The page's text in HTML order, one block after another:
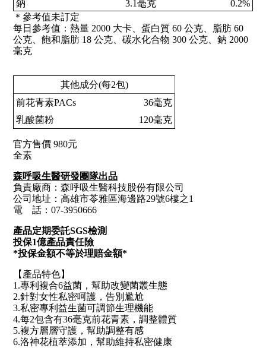
鈉
3.1毫克
0.2%
＊參考值未訂定
每日參考值：熱量 2000 大卡、蛋白質 60 公克、脂肪 60
公克、飽和脂肪 18 公克、碳水化合物 300 公克、鈉 2000
毫克
其他成分(每2包)
前花青素PACs
36毫克
乳酸菌粉
120毫克
官方售價 980元
全素
森呼吸生醫研發團隊出品
負責廠商：森呼吸生醫科技股份有限公司
公司地址：高雄市苓雅區海邊路29號6樓之1
電    話：07-3950666
產品定期委託SGS檢測
投保1億產品責任險
*投保金額不等於理賠金額*
【產品特色】
1.專利複合6益菌，幫助改變菌叢生態
2.針對女性私密呵護，告別尷尬
3.私密專利益生菌可調節生理機能
4.每2包含有36毫克前花青素，調整體質
5.複方層層守護，幫助調整有感
6.洛神花植萃添加，幫助維持私密健康